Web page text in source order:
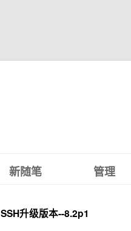
新随笔 管理
SSH升级版本--8.2p1